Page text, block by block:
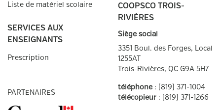
Liste de matériel scolaire
SERVICES AUX
ENSEIGNANTS
Prescription
PARTENAIRES
COOPSCO TROIS-
RIVIÈRES
Siège social
3351 Boul. des Forges, Local
1255AT
Trois-Rivières, QC G9A 5H7
téléphone : (819) 371-1004
télécopieur : (819) 371-1266